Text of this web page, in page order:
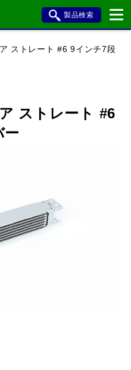
製品検索
ています。
ストレート #6 9インチ7段
ストレート #6
ー